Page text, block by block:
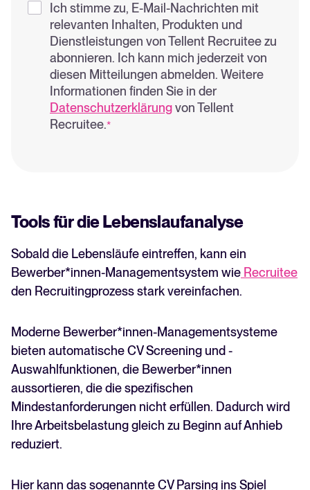
Ich stimme zu, E-Mail-Nachrichten mit
relevanten Inhalten, Produkten und
Dienstleistungen von Tellent Recruitee zu
abonnieren. Ich kann mich jederzeit von
diesen Mitteilungen abmelden. Weitere
Informationen finden Sie in der
Datenschutzerklärungvon Tellent
Recruitee.*
Tools für die Lebenslaufanalyse
Sobald die Lebensläufe eintreffen, kann ein
Bewerber*innen-Managementsystem wie Recruitee
den Recruitingprozess stark vereinfachen.
Moderne Bewerber*innen-Managementsysteme
bieten automatische CV Screening und -
Auswahlfunktionen, die Bewerber*innen
aussortieren, die die spezifischen
Mindestanforderungen nicht erfüllen. Dadurch wird
Ihre Arbeitsbelastung gleich zu Beginn auf Anhieb
reduziert.
Hier kann das sogenannte CV Parsing ins Spiel